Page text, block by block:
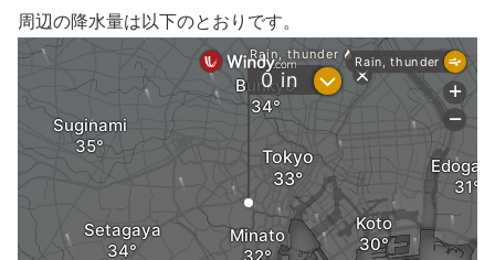
周辺の降水量は以下のとおりです。